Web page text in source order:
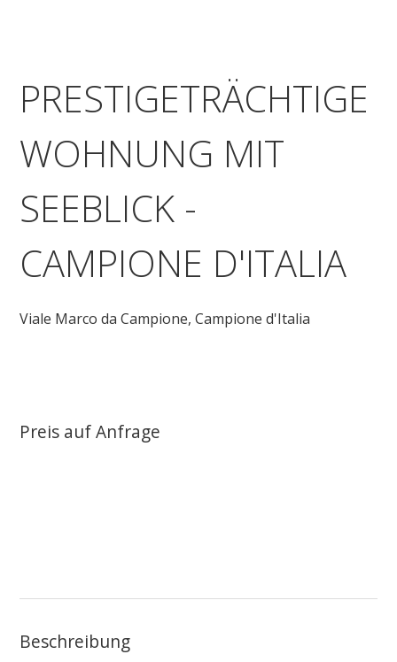
PRESTIGETRÄCHTIGE
WOHNUNG MIT
SEEBLICK -
CAMPIONE D'ITALIA
Viale Marco da Campione,Campione d'Italia
Preis auf Anfrage
Beschreibung